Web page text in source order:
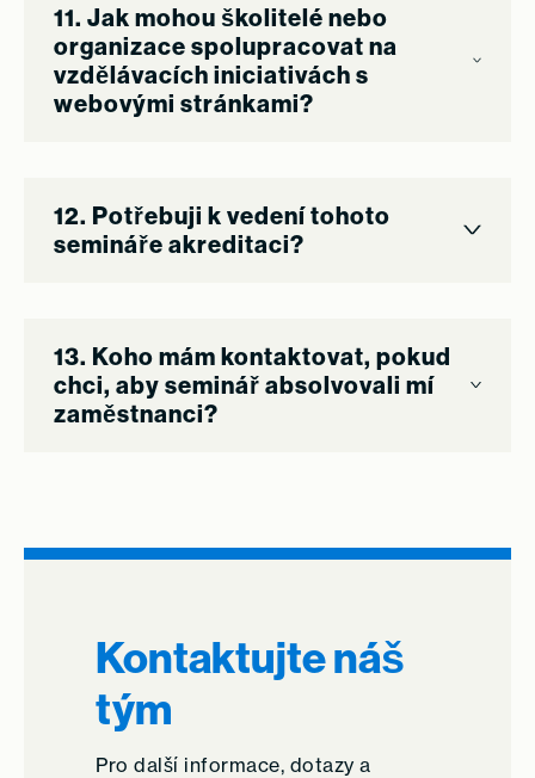
11. Jak mohou školitelé nebo
organizace spolupracovat na
vzdělávacích iniciativách s
webovými stránkami?
12. Potřebuji k vedení tohoto
semináře akreditaci?
13. Koho mám kontaktovat, pokud
chci, aby seminář absolvovali mí
zaměstnanci?
Kontaktujte náš
tým
Pro další informace, dotazy a